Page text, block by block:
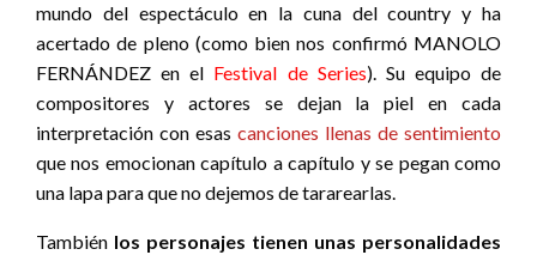
mundo del espectáculo en la cuna del country y ha
acertado de pleno (como bien nos confirmó MANOLO
FERNÁNDEZ en el Festival de Series). Su equipo de
compositores y actores se dejan la piel en cada
interpretación con esas canciones llenas de sentimiento
que nos emocionan capítulo a capítulo y se pegan como
una lapa para que no dejemos de tararearlas.
También los personajes tienen unas personalidades